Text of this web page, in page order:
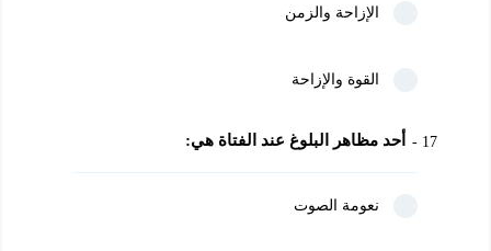
الإزاحة والزمن
القوة والإزاحة
17 أحد مظاهر البلوغ عند الفتاة هي:
نعومة الصوت